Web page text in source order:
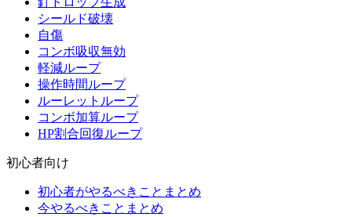
シールド破壊
自傷
コンボ吸収無効
軽減ループ
操作時間ループ
ルーレットループ
コンボ加算ループ
HP割合回復ループ
初心者向け
初心者がやるべきことまとめ
今やるべきことまとめ